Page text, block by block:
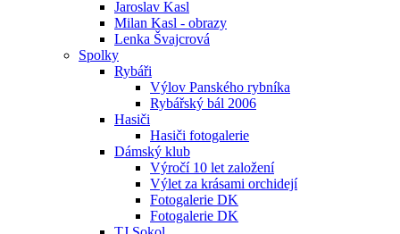
Jaroslav Kasl
Milan Kasl - obrazy
Lenka Švajcrová
Spolky
Rybáři
Výlov Panského rybníka
Rybářský bál 2006
Hasiči
Hasiči fotogalerie
Dámský klub
Výročí 10 let založení
Výlet za krásami orchidejí
Fotogalerie DK
Fotogalerie DK